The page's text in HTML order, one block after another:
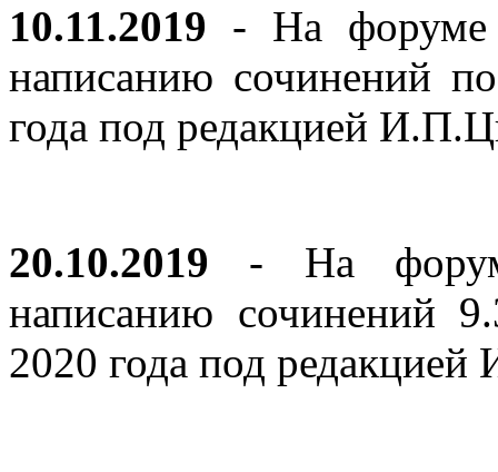
10.11.2019 - На форуме
написанию сочинений
года под редакцией
20.10.2019 - На
написанию сочинений
2020 года под